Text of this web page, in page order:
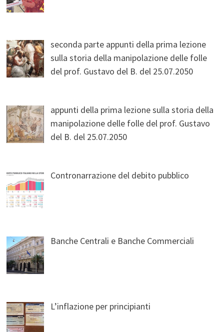
seconda parte appunti della prima lezione
sulla storia della manipolazione delle folle
del prof. Gustavo del B. del 25.07.2050
appunti della prima lezione sulla storia della
manipolazione delle folle del prof. Gustavo
del B. del 25.07.2050
Contronarrazione del debito pubblico
Banche Centrali e Banche Commerciali
L’inflazione per principianti